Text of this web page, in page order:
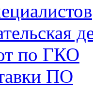
по ГКО
ПО